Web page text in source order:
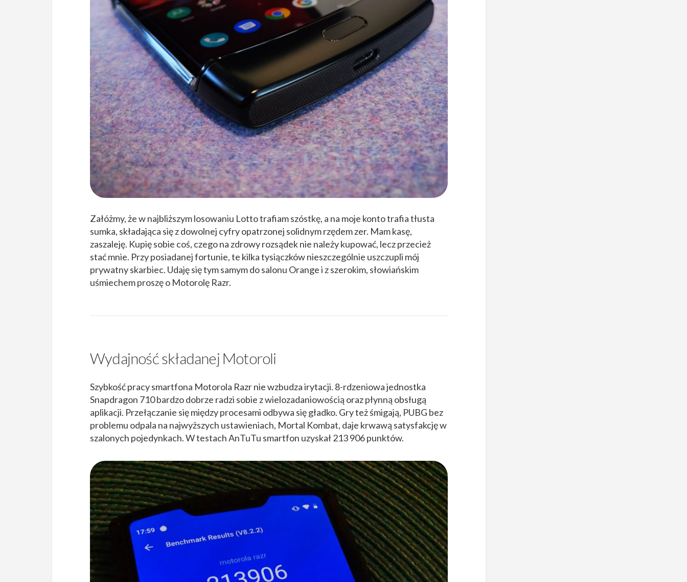
Załóżmy, że w najbliższym losowaniu Lotto trafiam szóstkę, a na moje konto trafia tłusta
sumka, składająca się z dowolnej cyfry opatrzonej solidnym rzędem zer. Mam kasę,
zaszaleję. Kupię sobie coś, czego na zdrowy rozsądek nie należy kupować, lecz przecież
stać mnie. Przy posiadanej fortunie, te kilka tysiączków nieszczególnie uszczupli mój
prywatny skarbiec. Udaję się tym samym do salonu Orange i z szerokim, słowiańskim
uśmiechem proszę o Motorolę Razr.
Wydajność składanej Motoroli
Szybkość pracy smartfona Motorola Razr nie wzbudza irytacji. 8-rdzeniowa jednostka
Snapdragon 710 bardzo dobrze radzi sobie z wielozadaniowością oraz płynną obsługą
aplikacji. Przełączanie się między procesami odbywa się gładko. Gry też śmigają, PUBG bez
problemu odpala na najwyższych ustawieniach, Mortal Kombat, daje krwawą satysfakcję w
szalonych pojedynkach. W testach AnTuTu smartfon uzyskał 213 906 punktów.